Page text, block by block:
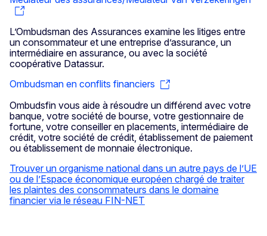
L’Ombudsman des Assurances examine les litiges entre
un consommateur et une entreprise d’assurance, un
intermédiaire en assurance, ou avec la société
coopérative Datassur.
Ombudsman en conflits financiers
Ombudsfin vous aide à résoudre un différend avec votre
banque, votre société de bourse, votre gestionnaire de
fortune, votre conseiller en placements, intermédiaire de
crédit, votre société de crédit, établissement de paiement
ou établissement de monnaie électronique.
Trouver un organisme national dans un autre pays de l’UE
ou de l’Espace économique européen chargé de traiter
les plaintes des consommateurs dans le domaine
financier via le réseau FIN-NET